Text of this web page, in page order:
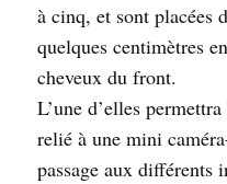
à cinq, et sont placées
quelques centimètres
cheveux du front.
L’une d’elles
relié à une mini
passage aux différents